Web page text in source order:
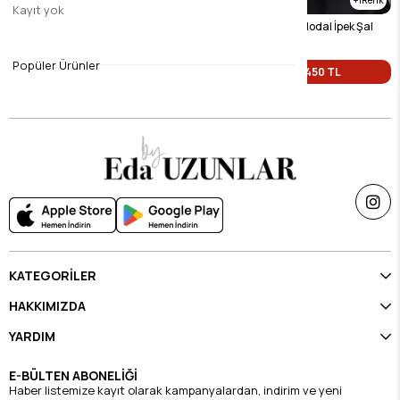
Tek Fiyat 450 TL
Kahverengi Zerda Modal İpek Şal
Tek Fiyat 450 TL
KATEGORİLER
HAKKIMIZDA
YARDIM
E-BÜLTEN ABONELİĞİ
Haber listemize kayıt olarak kampanyalardan, indirim ve yeni
Kayıt yok
Popüler Ürünler